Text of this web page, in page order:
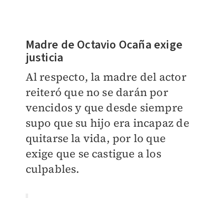
Madre de Octavio Ocaña exige
justicia
Al respecto, la madre del actor
reiteró que no se darán por
vencidos y que desde siempre
supo que su hijo era incapaz de
quitarse la vida, por lo que
exige que se castigue a los
culpables.